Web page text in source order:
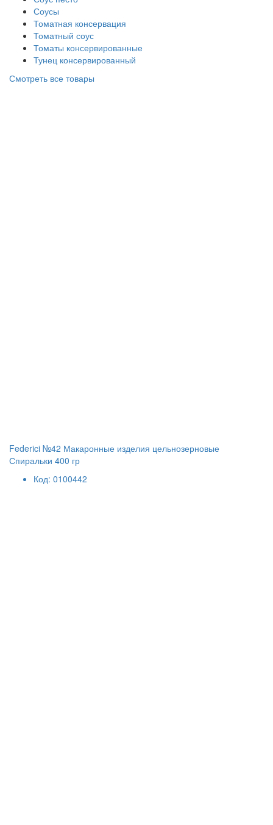
Соусы
Томатная консервация
Томатный соус
Томаты консервированные
Тунец консервированный
Смотреть все товары
Federici №42 Макаронные изделия цельнозерновые
Спиральки 400 гр
Код: 0100442